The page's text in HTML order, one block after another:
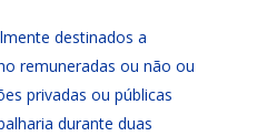
destinados a
remuneradas ou não ou
privadas ou públicas
durante duas